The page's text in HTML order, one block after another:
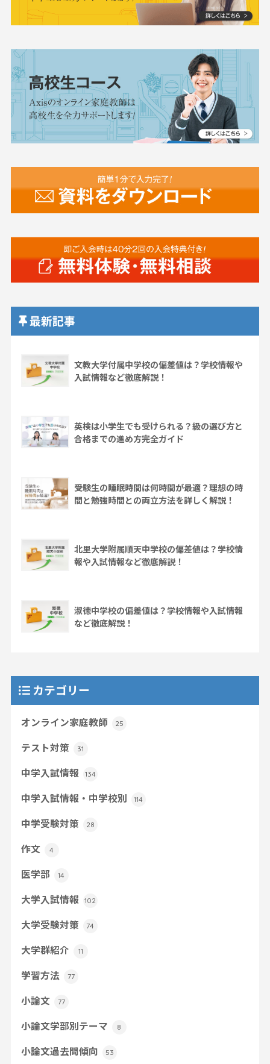
最新記事
文教大学付属中学校の偏差値は？学校情報や
入試情報など徹底解説！
英検は小学生でも受けられる？級の選び方と
合格までの進め方完全ガイド
受験生の睡眠時間は何時間が最適？理想の時
間と勉強時間との両立方法を詳しく解説！
北里大学附属順天中学校の偏差値は？学校情
報や入試情報など徹底解説！
淑徳中学校の偏差値は？学校情報や入試情報
など徹底解説！
カテゴリー
オンライン家庭教師 25
テスト対策 31
中学入試情報 134
中学入試情報・中学校別 114
中学受験対策 28
作文 4
医学部 14
大学入試情報 102
大学受験対策 74
大学群紹介 11
学習方法 77
小論文 77
小論文学部別テーマ 8
小論文過去問傾向 53